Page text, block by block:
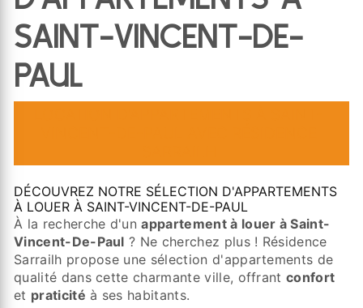
SAINT-VINCENT-DE-
PAUL
DÉCOUVREZ NOTRE SÉLECTION D'APPARTEMENTS
À LOUER À SAINT-VINCENT-DE-PAUL
À la recherche d'unappartement à louer à Saint-
Vincent-De-Paul ? Ne cherchez plus ! Résidence
Sarrailh propose une sélection d'appartements de
qualité dans cette charmante ville, offrantconfort
et praticité à ses habitants.